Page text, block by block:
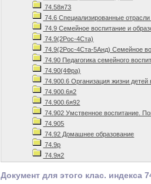
74.58я73
74.6 Специализированные отрасли
74.9 Семейное воспитание и
74.9(2Рос-4Ста)
74.9(2Рос-4Ста-5Анд) Семейное
74.90 Педагогика семейного
74.90(4Фра)
74.900.6 Организация жизни детей
74.900.6я2
74.900.6я92
74.902 Умственное воспитание.
74.905
74.92 Домашнее образование
74.9р
74.9я2
Документ для этого клас. индекса